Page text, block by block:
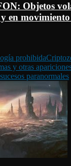
Objetos
en
prohibida
y otras
paranormales